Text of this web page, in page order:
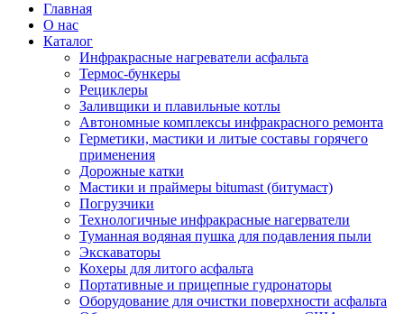
Главная
О нас
Каталог
Инфракрасные нагреватели асфальта
Термос-бункеры
Рециклеры
Заливщики и плавильные котлы
Автономные комплексы инфракрасного ремонта
Герметики, мастики и литые составы горячего
применения
Дорожные катки
Мастики и праймеры bitumast (битумаст)
Погрузчики
Технологичные инфракрасные нагерватели
Туманная водяная пушка для подавления пыли
Экскаваторы
Кохеры для литого асфальта
Портативные и прицепные гудронаторы
Оборудование для очистки поверхности асфальта